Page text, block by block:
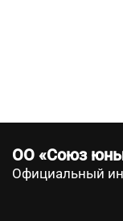
ОО «Союз
Официальный